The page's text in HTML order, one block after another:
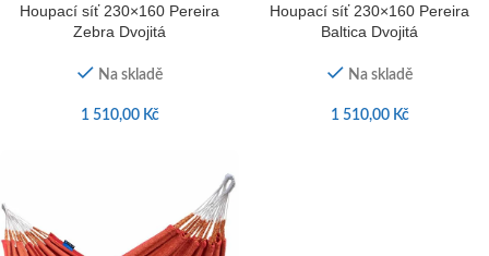
Houpací síť 230×160 Pereira
Zebra Dvojitá
Na skladě
1 510,00 Kč
Houpací síť 230×160 Pereira
Baltica Dvojitá
Na skladě
1 510,00 Kč